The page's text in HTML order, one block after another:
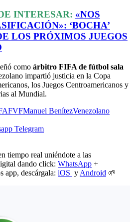
INTERESAR: «NOS
‘BOCHA’
LOS PRÓXIMOS JUEGOS
como árbitro FIFA de fútbol sala
impartió justicia en la Copa
los Juegos Centroamericanos y
al Mundial.
FVFManuel BenítezVenezolano
Telegram
tiempo real uniéndote a las
dando click: WhatsApp +
app, descárgala: iOS y Android 🌱